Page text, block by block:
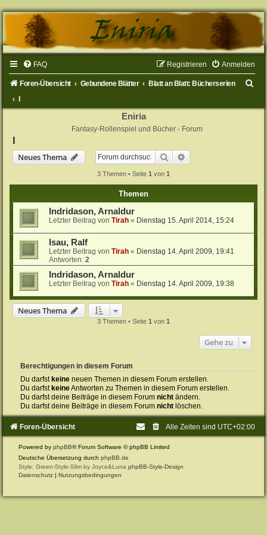
FAQ Anmelden
Registrieren
Foren-Übersicht Gebundene Blätter
Blatt an Blatt: Bücherserien
Eniria
Fantasy-Rollenspiel und Bücher - Forum
I
Neues Thema
Suche
3 Themen • Seite 1 von 1
Themen
Indridason, Arnaldur
Letzter Beitrag von Tirah « Dienstag 15. April 2014, 15:24
Isau, Ralf
Letzter Beitrag von Tirah « Dienstag 14. April 2009, 19:41
Antworten: 2
Indridason, Arnaldur
Letzter Beitrag von Tirah « Dienstag 14. April 2009, 19:38
Neues Thema
3 Themen • Seite 1 von 1
Gehe zu
Berechtigungen in diesem Forum
Du darfstkeine neuen Themen in diesem Forum erstellen.
Du darfstkeineAntworten zu Themen in diesem Forum erstellen.
Du darfst deine Beiträge in diesem Forum nicht ändern.
Du darfst deine Beiträge in diesem Forum nicht löschen.
Foren-Übersicht Alle Zeiten sind UTC+02:00
Powered by phpBB® Forum Software © phpBB Limited
Deutsche Übersetzung durch phpBB.de
Style: Green-Style-Slim by Joyce&Luna phpBB-Style-Design
Datenschutz | Nutzungsbedingungen